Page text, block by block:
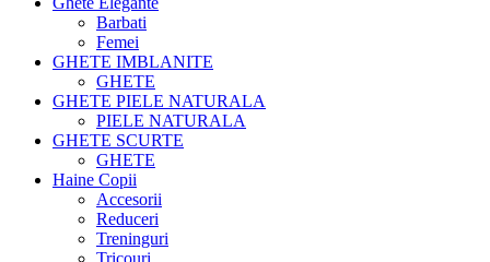
Barbati
Femei
GHETE IMBLANITE
GHETE
GHETE PIELE NATURALA
PIELE NATURALA
GHETE SCURTE
GHETE
Haine Copii
Accesorii
Reduceri
Treninguri
Tricouri